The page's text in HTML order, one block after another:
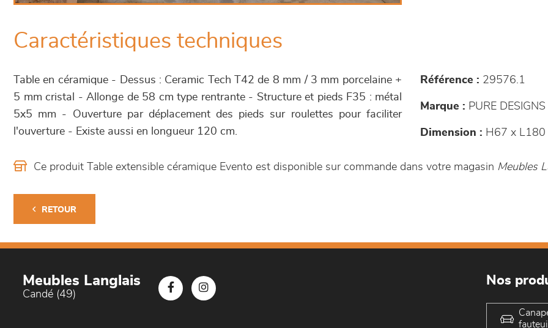
Caractéristiques techniques
Table en céramique - Dessus : Ceramic Tech T42 de 8 mm / 3 mm porcelaine +
5 mm cristal - Allonge de 58 cm type rentrante - Structure et pieds F35 : métal
5x5 mm - Ouverture par déplacement des pieds sur roulettes pour faciliter
l'ouverture - Existe aussi en longueur 120 cm.
Référence : 29576.1
Marque : PURE DESIGNS
Dimension : H67 x L180
Ce produit Table extensible céramique Evento est disponible sur commande dans votre magasin Meubles
RETOUR
Meubles Langlais
Candé (49)
Nos